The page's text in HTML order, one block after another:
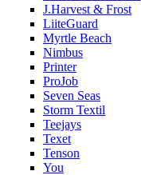
J.Harvest & Frost
LiiteGuard
Myrtle Beach
Nimbus
Printer
ProJob
Seven Seas
Storm Textil
Teejays
Texet
Tenson
You